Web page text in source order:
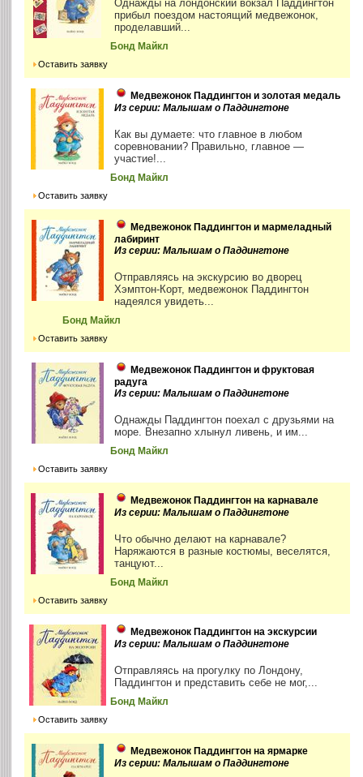
Однажды на лондонский вокзал Паддингтон
прибыл поездом настоящий медвежонок,
проделавший...
Бонд Майкл
Оставить заявку
Медвежонок Паддингтон и золотая медаль
Из серии: Малышам о Паддингтоне
Как вы думаете: что главное в любом
соревновании? Правильно, главное —
участие!...
Бонд Майкл
Оставить заявку
Медвежонок Паддингтон и мармеладный
лабиринт
Из серии: Малышам о Паддингтоне
Отправляясь на экскурсию во дворец
Хэмптон-Корт, медвежонок Паддингтон
надеялся увидеть...
Бонд Майкл
Оставить заявку
Медвежонок Паддингтон и фруктовая
радуга
Из серии: Малышам о Паддингтоне
Однажды Паддингтон поехал с друзьями на
море. Внезапно хлынул ливень, и им...
Бонд Майкл
Оставить заявку
Медвежонок Паддингтон на карнавале
Из серии: Малышам о Паддингтоне
Что обычно делают на карнавале?
Наряжаются в разные костюмы, веселятся,
танцуют...
Бонд Майкл
Оставить заявку
Медвежонок Паддингтон на экскурсии
Из серии: Малышам о Паддингтоне
Отправляясь на прогулку по Лондону,
Паддингтон и представить себе не мог,...
Бонд Майкл
Оставить заявку
Медвежонок Паддингтон на ярмарке
Из серии: Малышам о Паддингтоне